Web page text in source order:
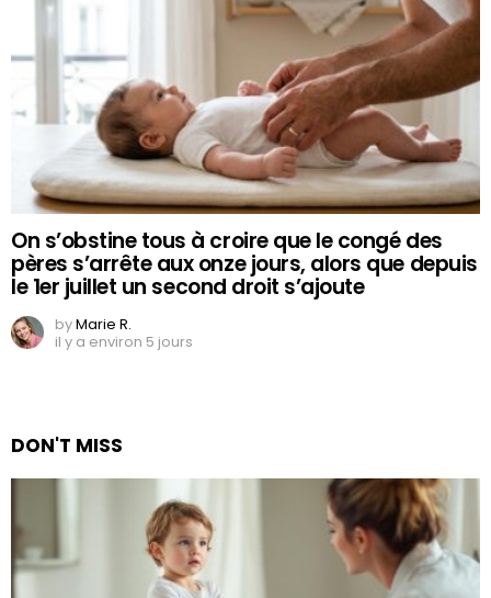
On s’obstine tous à croire que le congé des
pères s’arrête aux onze jours, alors que depuis
le 1er juillet un second droit s’ajoute
byMarie R.
il y a environ 5 jours
DON'T MISS